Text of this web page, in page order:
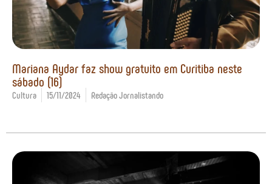
Mariana Aydar faz show gratuito em Curitiba neste
sábado (16)
Cultura 15/11/2024 Redação Jornalistando